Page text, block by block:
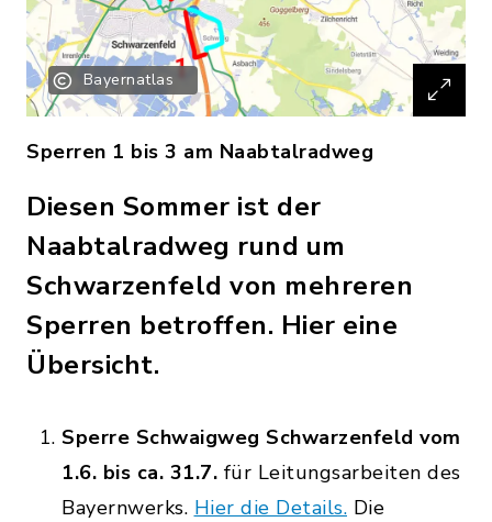
Bayernatlas
Sperren 1 bis 3 am Naabtalradweg
Diesen Sommer ist der
Naabtalradweg rund um
Schwarzenfeld von mehreren
Sperren betroffen. Hier eine
Übersicht.
Sperre Schwaigweg Schwarzenfeld vom
1.6. bis ca. 31.7. für Leitungsarbeiten des
Bayernwerks. Hier die Details. Die